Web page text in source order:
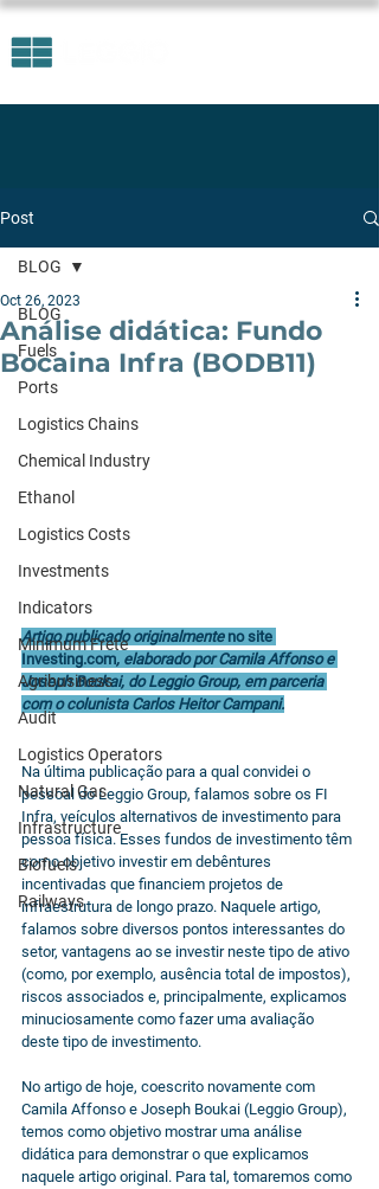
Post
BLOG
Fuels
Ports
Logistics Chains
Chemical Industry
Ethanol
Logistics Costs
Investments
Indicators
Minimum Frete
Agribusiness
Audit
Logistics Operators
Natural Gas
Infrastructure
Biofuels
Railways
BLOG
Análise didática: Fundo
Bocaina Infra (BODB11)
Oct 26, 2023
Artigo publicado originalmente no site
Investing.com, elaborado por Camila Affonso e
Joseph Boukai, do Leggio Group, em parceria
com o colunista Carlos Heitor Campani.
Na última publicação para a qual convidei o
pessoal do Leggio Group, falamos sobre os FI
Infra, veículos alternativos de investimento para
pessoa física. Esses fundos de investimento têm
como objetivo investir em debêntures
incentivadas que financiem projetos de
infraestrutura de longo prazo. Naquele artigo,
falamos sobre diversos pontos interessantes do
setor, vantagens ao se investir neste tipo de ativo
(como, por exemplo, ausência total de impostos),
riscos associados e, principalmente, explicamos
minuciosamente como fazer uma avaliação
deste tipo de investimento.
No artigo de hoje, coescrito novamente com
Camila Affonso e Joseph Boukai (Leggio Group),
temos como objetivo mostrar uma análise
didática para demonstrar o que explicamos
naquele artigo original. Para tal, tomaremos como